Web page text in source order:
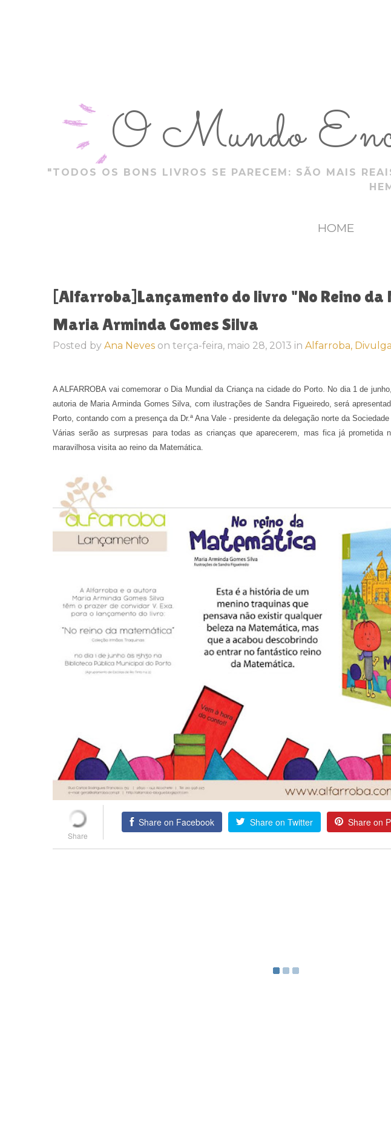
O Mundo
"TODOS OS BONS LIVROS SE PARECEM: SÃO MAIS
HOME
[Alfarroba]Lançamento do livro "No Reino
Maria Arminda Gomes Silva
Posted by Ana Neves on terça-feira, maio 28, 2013 in Alfarroba,
A ALFARROBA vai comemorar o Dia Mundial da Criança na cidade do Porto. No dia 1 de
autoria de Maria Arminda Gomes Silva, com ilustrações de Sandra Figueiredo, será
Porto, contando com a presença da Dr.ª Ana Vale - presidente da delegação norte da
Várias serão as surpresas para todas as crianças que aparecerem, mas fica já prometida
maravilhosa visita ao reino da Matemática.
Share on Facebook Share on Twitter Share on